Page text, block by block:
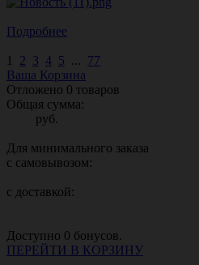
Подробнее
1 2 3 4 5 ... 77
Ваша Корзина
Отложено 0 товаров
Общая сумма:
руб.
Для минимального заказа
с самовывозом:
с доставкой:
Доступно 0 бонусов.
ПЕРЕЙТИ В КОРЗИНУ